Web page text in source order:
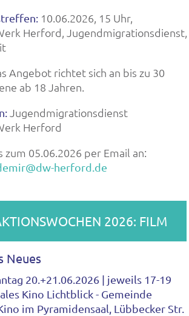
10.06.2026, 15 Uhr,
Herford, Jugendmigrationsdienst,
Angebot richtet sich an bis zu 30
ab 18 Jahren.
Jugendmigrationsdienst
Herford
zum 05.06.2026 per Email an:
herford.de
2026: FILM
Neues
20.+21.06.2026 | jeweils 17-19
Kino Lichtblick - Gemeinde
im Pyramidensaal, Lübbecker Str.